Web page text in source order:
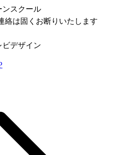
ンスクール
絡は固くお断りいたします
ビデザイン